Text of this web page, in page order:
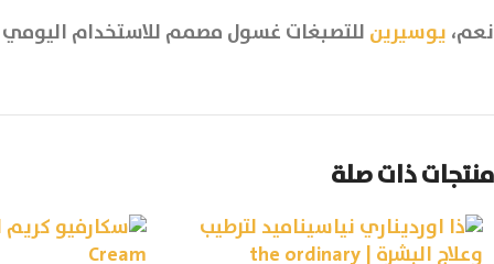
نعم، يوسيرين للتصبغات غسول مصمم للاستخدام
منتجات ذات صلة